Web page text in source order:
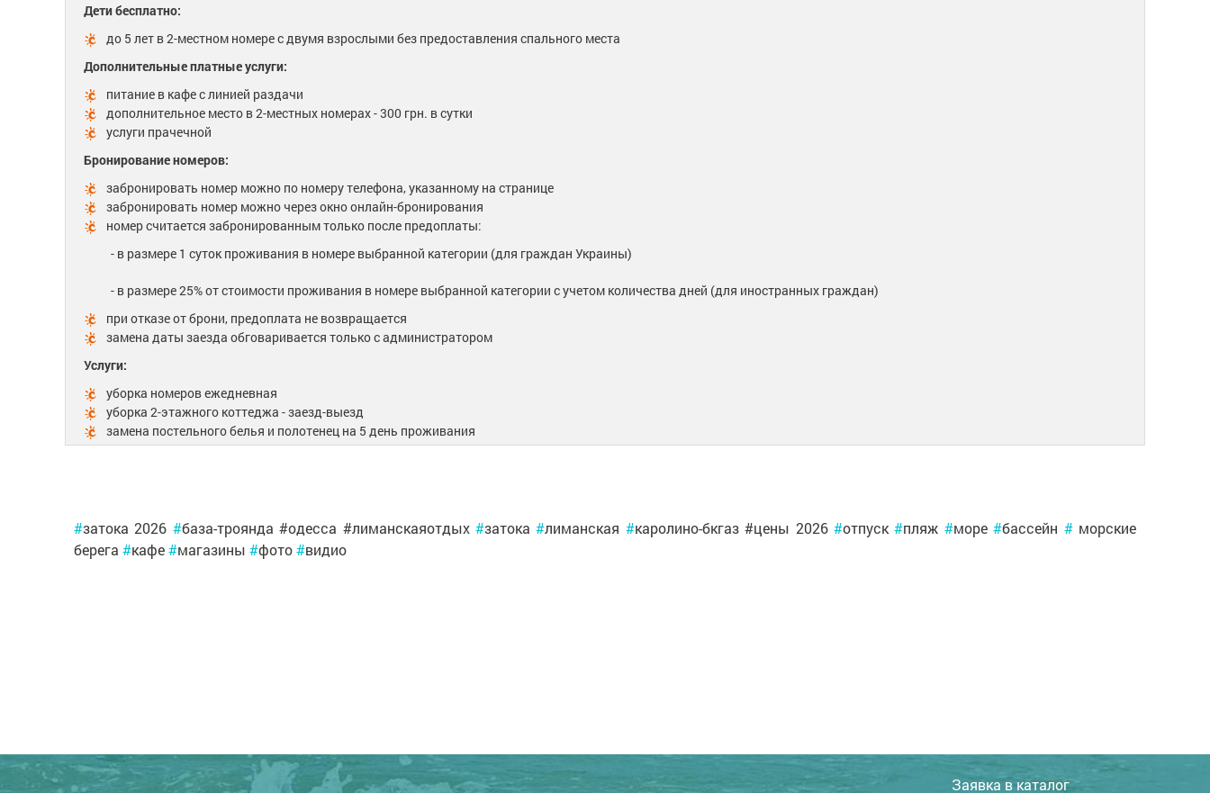
Дети бесплатно:
до 5 лет в 2-местном номере с двумя взрослыми без предоставления спального места
Дополнительные платные услуги:
питание в кафе с линией раздачи
дополнительное место в 2-местных номерах - 300 грн. в сутки
услуги прачечной
Бронирование номеров:
забронировать номер можно по номеру телефона, указанному на странице
забронировать номер можно через окно онлайн-бронирования
номер считается забронированным только после предоплаты:
- в размере 1 суток проживания в номере выбранной категории (для граждан Украины)
- в размере 25% от стоимости проживания в номере выбранной категории с учетом количества дней (для иностранных граждан)
при отказе от брони, предоплата не возвращается
замена даты заезда обговаривается только с администратором
Услуги:
уборка номеров ежедневная
уборка 2-этажного коттеджа - заезд-выезд
замена постельного белья и полотенец на 5 день проживания
#затока 2026 #база-троянда #одесса #лиманскаяотдых#затока#лиманская #каролино-бкгаз #цены 2026#отпуск#пляж #море#бассейн #морские
берега #кафе#магазины #фото#видио
Заявка в каталог